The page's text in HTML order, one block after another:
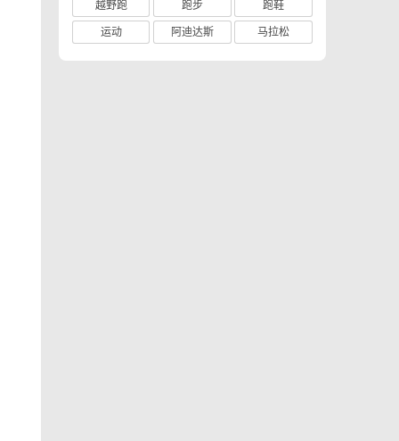
越野跑
跑步
跑鞋
运动
阿迪达斯 马拉松